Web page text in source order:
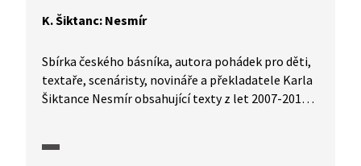
K. Šiktanc: Nesmír
Sbírka českého básníka, autora pohádek pro děti,
textaře, scenáristy, novináře a překladatele Karla
Šiktance Nesmír obsahující texty z let 2007-2010